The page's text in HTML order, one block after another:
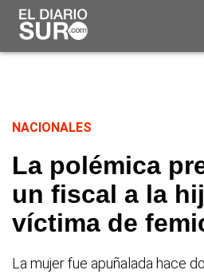
NACIONALES
La polémica
un fiscal a la
víctima de
La mujer fue apuñalada hace